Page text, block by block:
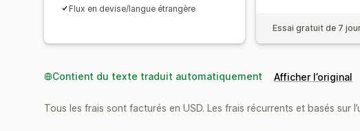
Flux en devise/langue étrangère
Essai gratuit de 7
Contient du texte traduit automatiquement Afficher l’original
Tous les frais sont facturés en USD. Les frais récurrents et basés sur